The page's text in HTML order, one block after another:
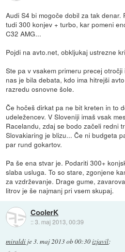
Audi S4 bi mogoče dobil za tak denar.
tudi 300 konjev + turbo, kar pomeni
C32 AMG...
Pojdi na avto.net, obkljukaj ustrezne
Ste pa v vsakem primeru precej
nas je bila debata, kdo ima hitrejši
razredu osnovne šole.
Če hočeš dirkat pa ne bit kreten in to
udeležencev. V Sloveniji imaš vsak
Racelandu, zdaj se bodo začeli redni
Slovakiaring je blizu... Če ni budgeta
par rund gokartov.
Pa še ena stvar je. Podariti 300+
slaba usluga. To so stare, zgonjene
za vzdrževanje. Drage gume,
litrov je še najmanj pri vsem skupaj.
CoolerK
::3. maj 2013, 00:39
miraldi je3. maj 2013 ob 00:30izjavil: